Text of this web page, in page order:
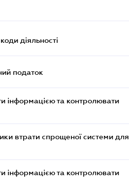
діяльності
податок
інформацією та контролювати
втрати спрощеної системи для
інформацією та контролювати